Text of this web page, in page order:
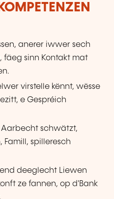
anerer iwwer sech
fäeg sinn Kontakt mat
virstelle kënnt, wësse
e Gespréich
schwätzt,
spilleresch
deeglecht Liewen
ze fannen, op d'Bank